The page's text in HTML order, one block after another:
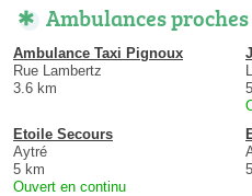
Ambulances proches
Ambulance Taxi Pignoux
Rue Lambertz
3.6 km
Etoile Secours
Aytré
5 km
Ouvert en continu